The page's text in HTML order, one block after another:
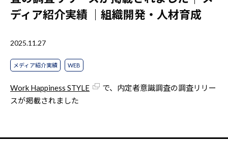
ディア紹介実績
｜組織開発・人材育成
2025.11.27
メディア紹介実績 WEB
Work Happiness STYLE
で、内定者意識調査の調査リリー
スが掲載されました